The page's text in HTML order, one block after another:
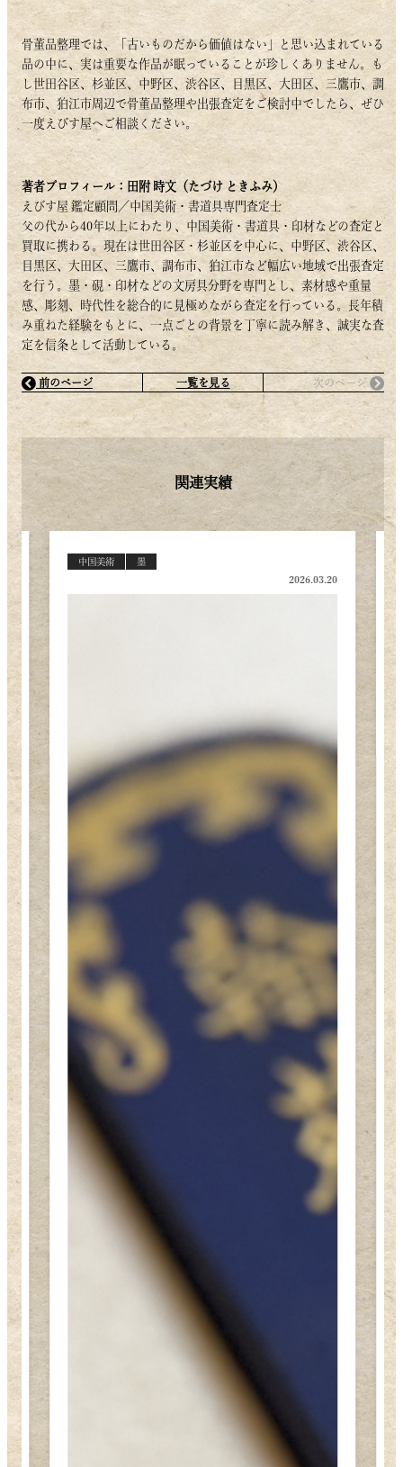
骨董品整理では、「古いものだから価値はない」と思い込まれている
品の中に、実は重要な作品が眠っていることが珍しくありません。も
し世田谷区、杉並区、中野区、渋谷区、目黒区、大田区、三鷹市、調
布市、狛江市周辺で骨董品整理や出張査定をご検討中でしたら、ぜひ
一度えびす屋へご相談ください。
著者プロフィール：田附 時文（たづけ ときふみ）
えびす屋 鑑定顧問／中国美術・書道具専門査定士
父の代から40年以上にわたり、中国美術・書道具・印材などの査定と
買取に携わる。現在は世田谷区・杉並区を中心に、中野区、渋谷区、
目黒区、大田区、三鷹市、調布市、狛江市など幅広い地域で出張査定
を行う。墨・硯・印材などの文房具分野を専門とし、素材感や重量
感、彫刻、時代性を総合的に見極めながら査定を行っている。長年積
み重ねた経験をもとに、一点ごとの背景を丁寧に読み解き、誠実な査
定を信条として活動している。
前のページ 一覧を見る 次のページ
関連実績
中国美術 墨
2026.03.17